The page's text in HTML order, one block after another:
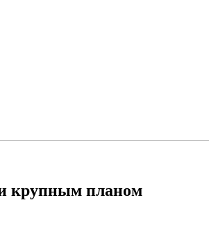
крупным планом